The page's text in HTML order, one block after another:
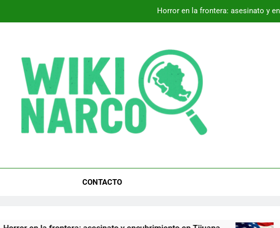
Horror en la frontera: asesinato y
Descubre cómo ‘Candela’ de
Horror en la frontera: asesinato y
Sheinbaum y Trump: Clave para el comercio
CONTACTO